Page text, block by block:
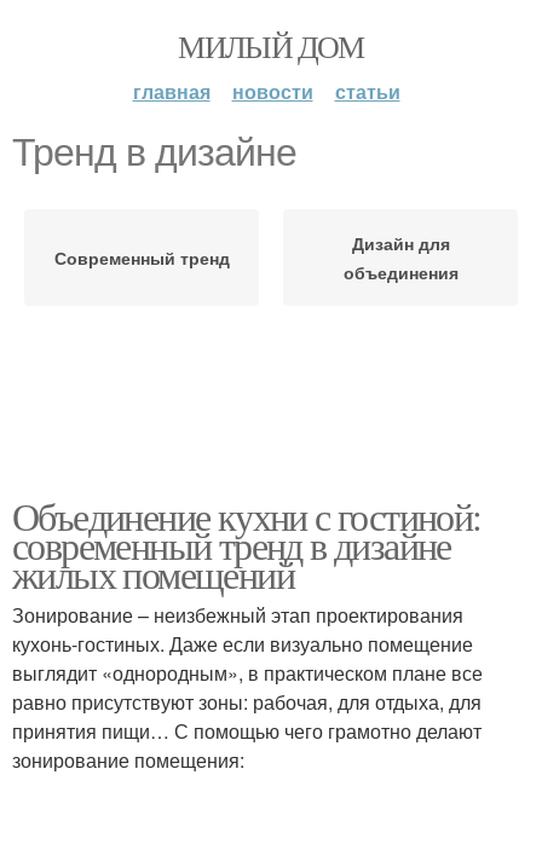
МИЛЫЙ ДОМ
главная новости статьи
Тренд в дизайне
Современный тренд
Дизайн для
объединения
Объединение кухни с гостиной:
современный тренд в дизайне
жилых помещений
Зонирование – неизбежный этап проектирования
кухонь-гостиных. Даже если визуально помещение
выглядит «однородным», в практическом плане все
равно присутствуют зоны: рабочая, для отдыха, для
принятия пищи… С помощью чего грамотно делают
зонирование помещения: